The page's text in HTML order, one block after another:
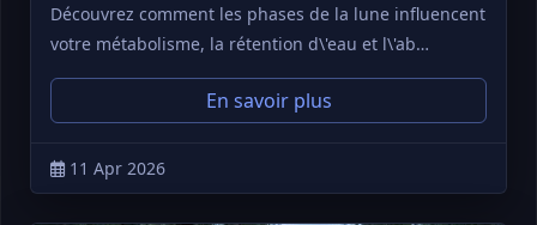
Découvrez comment les phases de la lune influencent
votre métabolisme, la rétention d\'eau et l\'ab…
En savoir plus
11 Apr 2026